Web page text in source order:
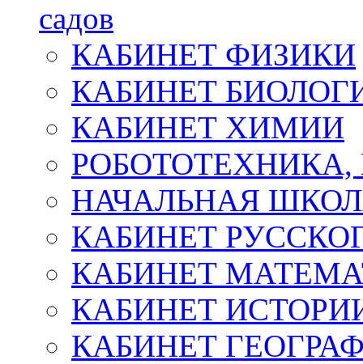
садов
КАБИНЕТ ФИЗИКИ
КАБИНЕТ
КАБИНЕТ ХИМИИ
НАЧАЛЬНАЯ
КАБИНЕТ
КАБИНЕТ
КАБИНЕТ
КАБИНЕТ